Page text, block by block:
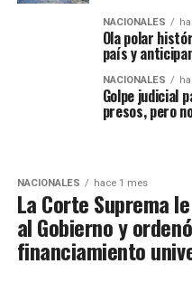
NACIONALES
Ola polar
país y
NACIONALES
Golpe judicial
presos, pero
NACIONALES hace 1 mes
La Corte Suprema
al Gobierno y
financiamiento